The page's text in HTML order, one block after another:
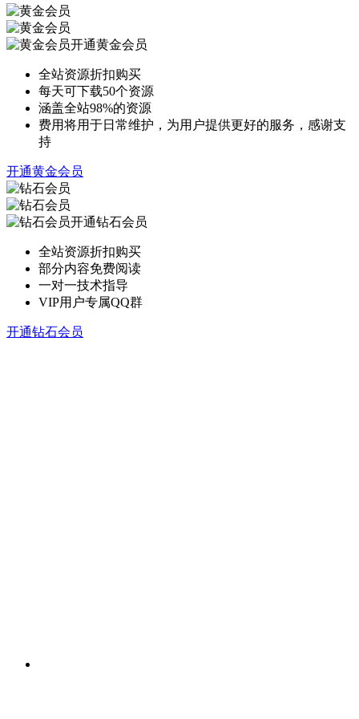
开通黄金会员
全站资源折扣购买
每天可下载50个资源
涵盖全站98%的资源
费用将用于日常维护，为用户提供更好的服务，感谢支
持
开通黄金会员
开通钻石会员
全站资源折扣购买
部分内容免费阅读
一对一技术指导
VIP用户专属QQ群
开通钻石会员